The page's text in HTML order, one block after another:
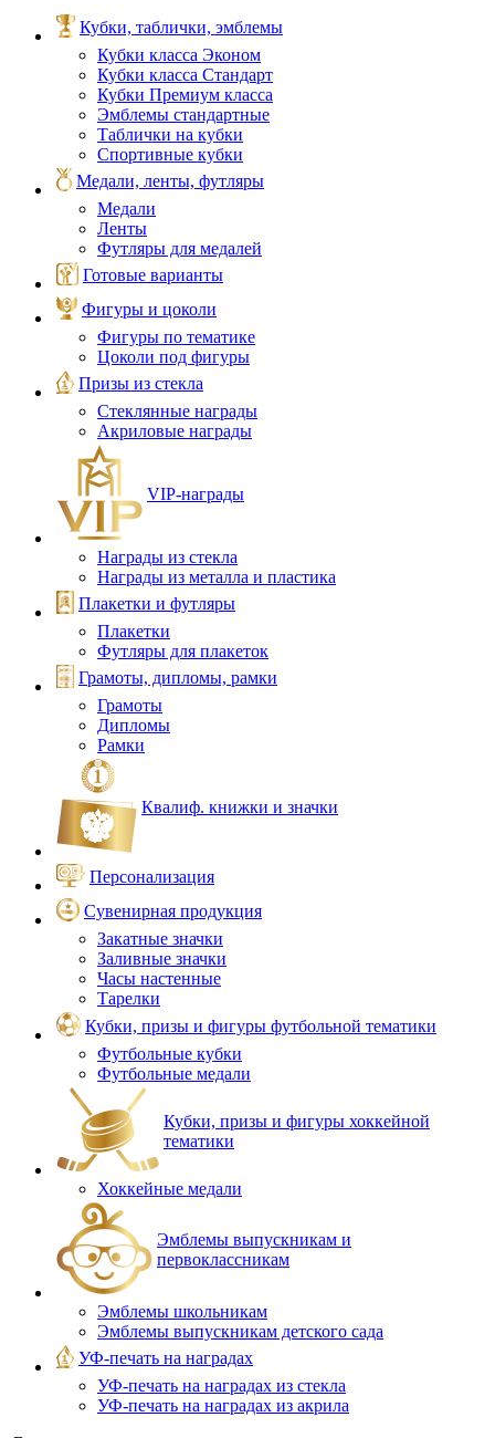
Кубки, таблички, эмблемы
Кубки класса Эконом
Кубки класса Стандарт
Кубки Премиум класса
Эмблемы стандартные
Таблички на кубки
Спортивные кубки
Медали, ленты, футляры
Медали
Ленты
Футляры для медалей
Готовые варианты
Фигуры и цоколи
Фигуры по тематике
Цоколи под фигуры
Призы из стекла
Стеклянные награды
Акриловые награды
VIP‑награды
Награды из стекла
Награды из металла и пластика
Плакетки и футляры
Плакетки
Футляры для плакеток
Грамоты, дипломы, рамки
Грамоты
Дипломы
Рамки
Квалиф. книжки и значки
Персонализация
Сувенирная продукция
Закатные значки
Заливные значки
Часы настенные
Тарелки
Кубки, призы и фигуры футбольной тематики
Футбольные кубки
Футбольные медали
Кубки, призы и фигуры хоккейной
тематики
Хоккейные медали
Эмблемы выпускникам и
первоклассникам
Эмблемы школьникам
Эмблемы выпускникам детского сада
УФ-печать на наградах
УФ‑печать на наградах из стекла
УФ-печать на наградах из акрила